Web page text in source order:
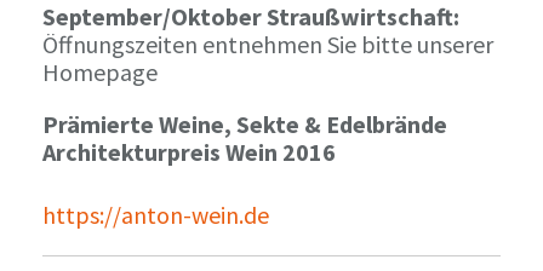
September/Oktober Straußwirtschaft:
Öffnungszeiten entnehmen Sie bitte unserer
Homepage
Prämierte Weine, Sekte & Edelbrände
Architekturpreis Wein 2016
https://anton-wein.de